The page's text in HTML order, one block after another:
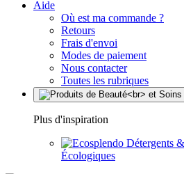
Aide
Où est ma commande ?
Retours
Frais d'envoi
Modes de paiement
Nous contacter
Toutes les rubriques
Plus d'inspiration
Détergents
Écologiques